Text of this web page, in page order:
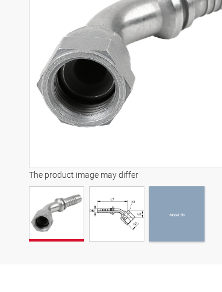
The product image may differ
Model 3D